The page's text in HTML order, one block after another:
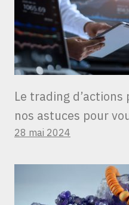
Le trading
nos astuces pour
28 mai 2024